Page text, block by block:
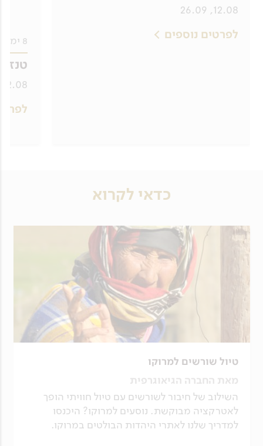
12.08, 26.09
לפרטים נוספים 8 ימים - טיול לטנזניה
12.08, 26.09
כדאי לקרוא
טיול שורשים למרוקו
מאת החברה הגיאוגרפית
השילוב של חיבור לשורשים עם טיול חוויתי הופך
לאטרקציה מבוקשת. נוסעים למרוקו? היכנסו
למדריך שלנו לאתרי היהדות הבולטים במרוקו.